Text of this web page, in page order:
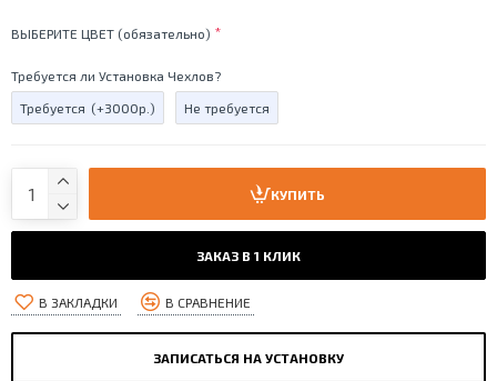
ВЫБЕРИТЕ ЦВЕТ (обязательно)
Требуется ли Установка Чехлов?
Требуется (+3000р.) Не требуется
КУПИТЬ
ЗАКАЗ В 1 КЛИК
В ЗАКЛАДКИ В СРАВНЕНИЕ
ЗАПИСАТЬСЯ НА УСТАНОВКУ